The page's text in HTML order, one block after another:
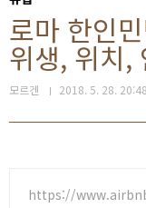
로마 한인
위생, 위치,
모르겐 2018. 5. 28. 20:48
https://